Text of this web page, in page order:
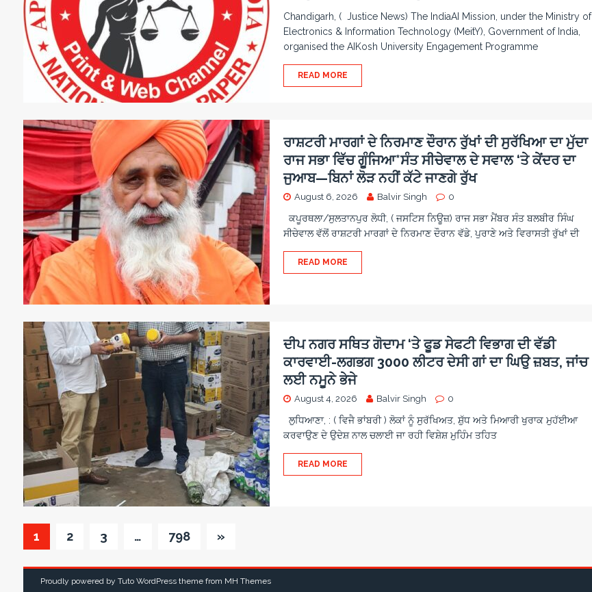
Chandigarh, ( Justice News) The IndiaAI Mission, under the Ministry of
Electronics & Information Technology (MeitY), Government of India,
organised the AIKosh University Engagement Programme
READ MORE
ਰਾਸ਼ਟਰੀ ਮਾਰਗਾਂ ਦੇ ਨਿਰਮਾਣ ਦੌਰਾਨ ਰੁੱਖਾਂ ਦੀ ਸੁਰੱਖਿਆ ਦਾ ਮੁੱਦਾ
ਰਾਜ ਸਭਾ ਵਿੱਚ ਗੂੰਜਿਆ*ਸੰਤ ਸੀਚੇਵਾਲ ਦੇ ਸਵਾਲ ‘ਤੇ ਕੇਂਦਰ ਦਾ
ਜੁਆਬ—ਬਿਨਾਂ ਲੋੜ ਨਹੀਂ ਕੱਟੇ ਜਾਣਗੇ ਰੁੱਖ
August 6, 2026 Balvir Singh 0
ਕਪੂਰਥਲਾ/ਸੁਲਤਾਨਪੁਰ ਲੋਧੀ, ( ਜਸਟਿਸ ਨਿਊਜ਼) ਰਾਜ ਸਭਾ ਮੈਂਬਰ ਸੰਤ ਬਲਬੀਰ ਸਿੰਘ
ਸੀਚੇਵਾਲ ਵੱਲੋਂ ਰਾਸ਼ਟਰੀ ਮਾਰਗਾਂ ਦੇ ਨਿਰਮਾਣ ਦੌਰਾਨ ਵੱਡੇ, ਪੁਰਾਣੇ ਅਤੇ ਵਿਰਾਸਤੀ ਰੁੱਖਾਂ ਦੀ
READ MORE
ਦੀਪ ਨਗਰ ਸਥਿਤ ਗੋਦਾਮ ‘ਤੇ ਫੂਡ ਸੇਫਟੀ ਵਿਭਾਗ ਦੀ ਵੱਡੀ
ਕਾਰਵਾਈ-ਲਗਭਗ 3000 ਲੀਟਰ ਦੇਸੀ ਗਾਂ ਦਾ ਘਿਉ ਜ਼ਬਤ, ਜਾਂਚ
ਲਈ ਨਮੂਨੇ ਭੇਜੇ
August 4, 2026 Balvir Singh 0
ਲੁਧਿਆਣਾ, : ( ਵਿਜੈ ਭਾਂਬਰੀ ) ਲੋਕਾਂ ਨੂੰ ਸੁਰੱਖਿਅਤ, ਸ਼ੁੱਧ ਅਤੇ ਮਿਆਰੀ ਖੁਰਾਕ ਮੁਹੱਈਆ
ਕਰਵਾਉਣ ਦੇ ਉਦੇਸ਼ ਨਾਲ ਚਲਾਈ ਜਾ ਰਹੀ ਵਿਸ਼ੇਸ਼ ਮੁਹਿੰਮ ਤਹਿਤ
READ MORE
1 2 3 … 798 »
Proudly powered by Tuto WordPress theme from MH Themes